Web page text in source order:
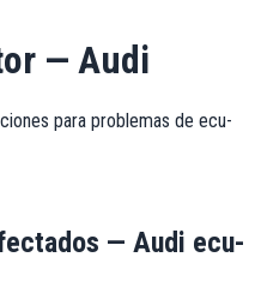
— Audi
para problemas de ecu-
— Audi ecu-